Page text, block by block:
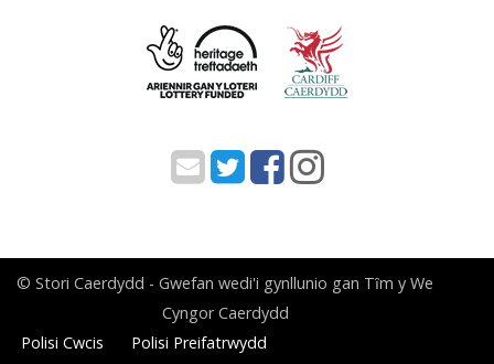
© Stori Caerdydd - Gwefan wedi'i gynllunio gan Tȋm y We
Cyngor Caerdydd
Polisi Cwcis
Polisi Preifatrwydd